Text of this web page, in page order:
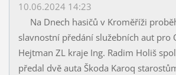
10.06.2024 14:23
Na Dnech hasičů v Kroměříži
slavnostní předání služebních aut pro
Hejtman ZL kraje Ing. Radim Holiš
předal dvě auta Škoda Karoq